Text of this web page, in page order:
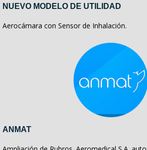
NUEVO MODELO DE UTILIDAD
Aerocámara con Sensor de Inhalación.
ANMAT